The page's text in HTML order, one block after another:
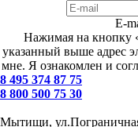
E-
Нажимая на кнопку
указанный выше адрес
мне. Я ознакомлен и
8 495 374 87 75
8 800 500 75 30
Мытищи,